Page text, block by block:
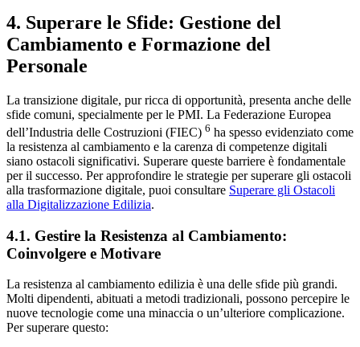
4. Superare le Sfide: Gestione del
Cambiamento e Formazione del
Personale
La transizione digitale, pur ricca di opportunità, presenta anche delle
sfide comuni, specialmente per le PMI. La Federazione Europea
dell’Industria delle Costruzioni (FIEC) 6 ha spesso evidenziato come
la resistenza al cambiamento e la carenza di competenze digitali
siano ostacoli significativi. Superare queste barriere è fondamentale
per il successo. Per approfondire le strategie per superare gli ostacoli
alla trasformazione digitale, puoi consultare Superare gli Ostacoli
alla Digitalizzazione Edilizia.
4.1. Gestire la Resistenza al Cambiamento:
Coinvolgere e Motivare
La resistenza al cambiamento edilizia è una delle sfide più grandi.
Molti dipendenti, abituati a metodi tradizionali, possono percepire le
nuove tecnologie come una minaccia o un’ulteriore complicazione.
Per superare questo: